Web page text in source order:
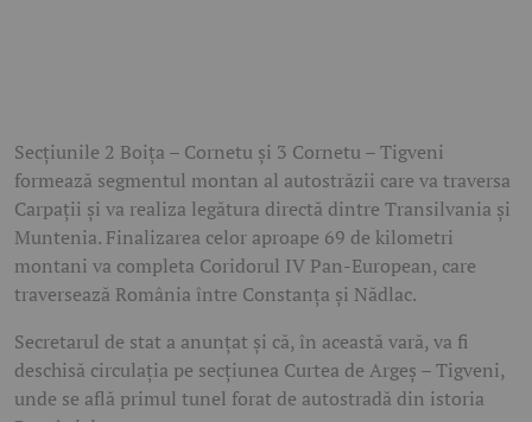
Secțiunile 2 Boița – Cornetu și 3 Cornetu – Tigveni
formează segmentul montan al autostrăzii care va traversa
Carpații și va realiza legătura directă dintre Transilvania și
Muntenia. Finalizarea celor aproape 69 de kilometri
montani va completa Coridorul IV Pan-European, care
traversează România între Constanța și Nădlac.
Secretarul de stat a anunțat și că, în această vară, va fi
deschisă circulația pe secțiunea Curtea de Argeș – Tigveni,
unde se află primul tunel forat de autostradă din istoria